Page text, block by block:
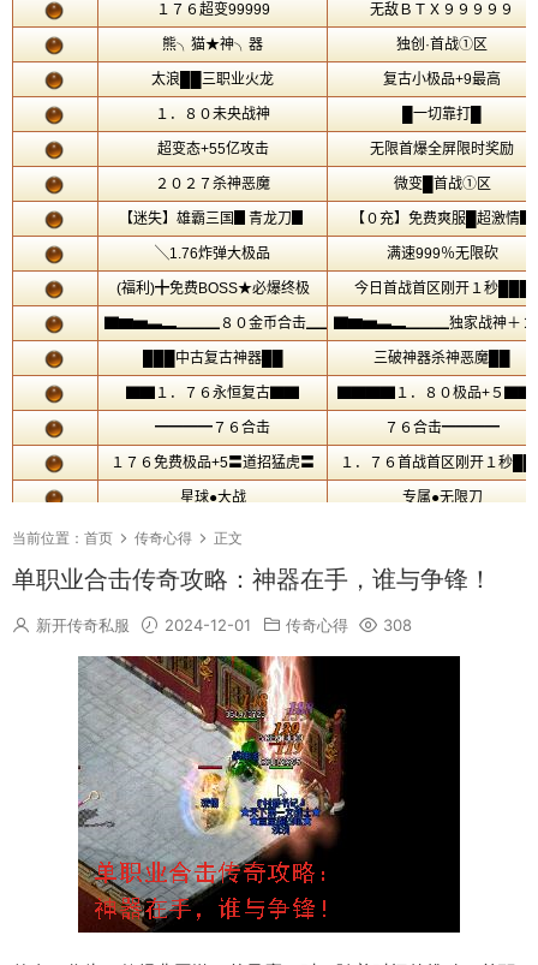
当前位置： 首页 传奇心得 正文
单职业合击传奇攻略：神器在手，谁与争锋！
新开传奇私服 2024-12-01 传奇心得 308